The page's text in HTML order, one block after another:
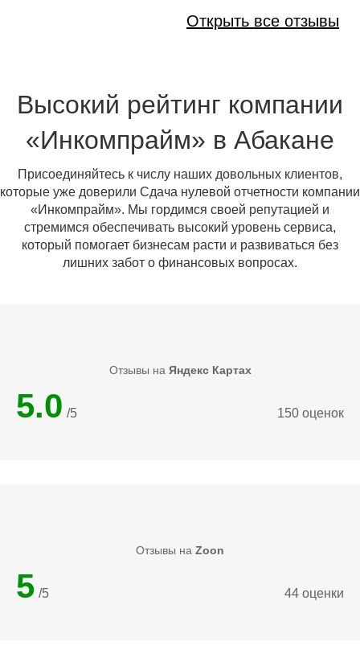
Открыть все отзывы
Высокий рейтинг компании
«Инкомпрайм» в Абакане
Присоединяйтесь к числу наших довольных клиентов,
которые уже доверили Сдача нулевой отчетности компании
«Инкомпрайм». Мы гордимся своей репутацией и
стремимся обеспечивать высокий уровень сервиса,
который помогает бизнесам расти и развиваться без
лишних забот о финансовых вопросах.
Отзывы на Яндекс Картах
5.0 /5 150 оценок
Отзывы на Zoon
5 /5 44 оценки